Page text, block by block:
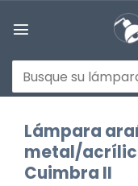
Buscar
por:
Lámpara
metal/
Cuimbra II